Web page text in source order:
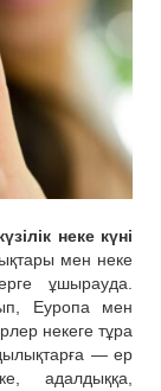
неке күні
мен неке
ұшырауда.
Еуропа мен
некеге тұра
— ер
адалдыққа,